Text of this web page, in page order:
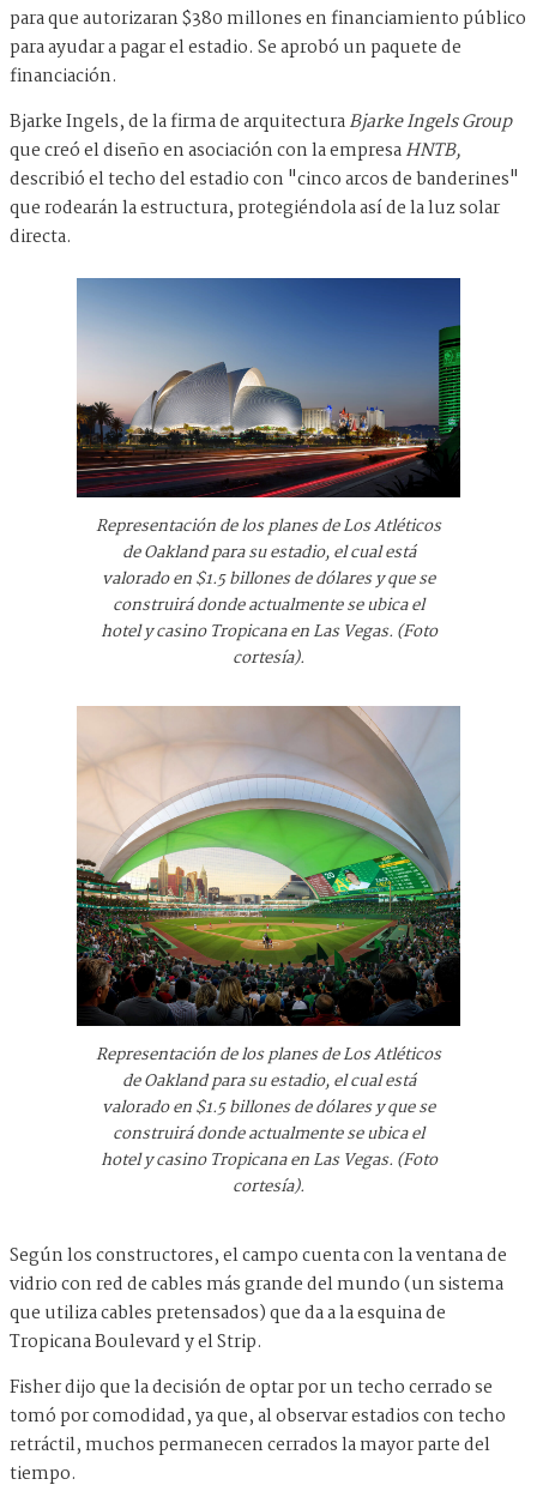
para que autorizaran $380 millones en financiamiento público
para ayudar a pagar el estadio. Se aprobó un paquete de
financiación.
Bjarke Ingels, de la firma de arquitecturaBjarke Ingels Group
que creó el diseño en asociación con la empresaHNTB,
describió el techo del estadio con "cinco arcos de banderines"
que rodearán la estructura, protegiéndola así de la luz solar
directa.
Representación de los planes de Los Atléticos
de Oakland para su estadio, el cual está
valorado en $1.5 billones de dólares y que se
construirá donde actualmente se ubica el
hotel y casino Tropicana en Las Vegas. (Foto
cortesía).
Representación de los planes de Los Atléticos
de Oakland para su estadio, el cual está
valorado en $1.5 billones de dólares y que se
construirá donde actualmente se ubica el
hotel y casino Tropicana en Las Vegas. (Foto
cortesía).
Según los constructores, el campo cuenta con la ventana de
vidrio con red de cables más grande del mundo (un sistema
que utiliza cables pretensados) que da a la esquina de
Tropicana Boulevard y el Strip.
Fisher dijo que la decisión de optar por un techo cerrado se
tomó por comodidad, ya que, al observar estadios con techo
retráctil, muchos permanecen cerrados la mayor parte del
tiempo.